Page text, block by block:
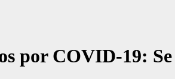
por COVID-19: